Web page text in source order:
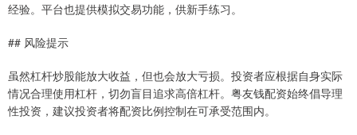
经验。平台也提供模拟交易功能，供新手练习。
## 风险提示
虽然杠杆炒股能放大收益，但也会放大亏损。投资者应根据自身实际
情况合理使用杠杆，切勿盲目追求高倍杠杆。粤友钱配资始终倡导理
性投资，建议投资者将配资比例控制在可承受范围内。